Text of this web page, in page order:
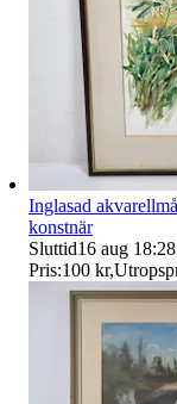
Inglasad
konstnär
Sluttid16 aug 18:28
Pris:100 kr,